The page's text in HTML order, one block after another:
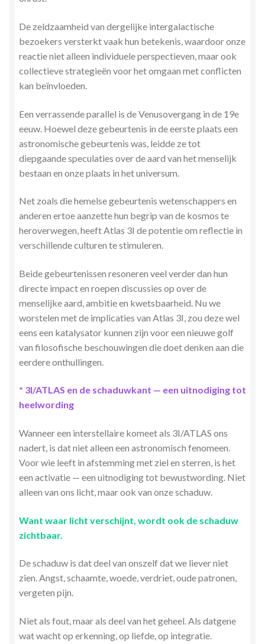
De zeldzaamheid van dergelijke intergalactische
bezoekers versterkt vaak hun betekenis, waardoor onze
reactie niet alleen individuele perspectieven, maar ook
collectieve strategieën voor het omgaan met conflicten
kan beïnvloeden.
Een verrassende parallel is de Venusovergang in de 19e
eeuw. Hoewel deze gebeurtenis in de eerste plaats een
astronomische gebeurtenis was, leidde ze tot
diepgaande speculaties over de aard van het menselijk
bestaan ​​en onze plaats in het universum.
Net zoals die hemelse gebeurtenis wetenschappers en
anderen ertoe aanzette hun begrip van de kosmos te
heroverwegen, heeft Atlas 3I de potentie om reflectie in
verschillende culturen te stimuleren.
Beide gebeurtenissen resoneren veel verder dan hun
directe impact en roepen discussies op over de
menselijke aard, ambitie en kwetsbaarheid. Nu we
worstelen met de implicaties van Atlas 3I, zou deze wel
eens een katalysator kunnen zijn voor een nieuwe golf
van filosofische beschouwingen die doet denken aan die
eerdere onthullingen.
* 3I/ATLAS en de schaduwkant — een uitnodiging tot
heelwording
Wanneer een interstellaire komeet als 3I/ATLAS ons
nadert, is dat niet alleen een astronomisch fenomeen.
Voor wie leeft in afstemming met ziel en sterren, is het
een activatie — een uitnodiging tot bewustwording. Niet
alleen van ons licht, maar ook van onze schaduw.
Want waar licht verschijnt, wordt ook de schaduw
zichtbaar.
De schaduw is dat deel van onszelf dat we liever niet
zien. Angst, schaamte, woede, verdriet, oude patronen,
vergeten pijn.
Niet als fout, maar als deel van het geheel. Als datgene
wat wacht op erkenning, op liefde, op integratie.